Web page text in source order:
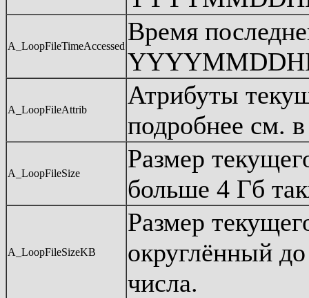
A_LoopFileTimeAccessed
Время
A_LoopFileAttrib
Атрибуты
подробнее см.
A_LoopFileSize
Размер
больше 4 Гб
A_LoopFileSizeKB
Размер
округлённый
числа.